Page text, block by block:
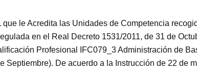
le Acredita las Unidades de Competencia
en el Real Decreto 1531/2011, de 31 de
Profesional IFC079_3 Administración de
De acuerdo a la Instrucción de 22 de